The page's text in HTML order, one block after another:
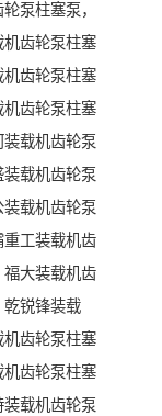
泵柱塞泵，
齿轮泵柱塞
齿轮泵柱塞
齿轮泵柱塞
载机齿轮泵
载机齿轮泵
载机齿轮泵
工装载机齿
大装载机齿
乾锐锋装载
齿轮泵柱塞
齿轮泵柱塞
载机齿轮泵